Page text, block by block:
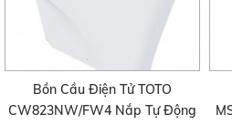
Bồn Cầu Điện Tử TOTO
CW823NW/FW4 Nắp Tự Động